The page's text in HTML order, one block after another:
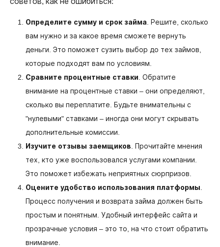
Определите сумму и срок займа . Решите, сколько
вам нужно и за какое время сможете вернуть
деньги. Это поможет сузить выбор до тех займов,
которые подходят вам по условиям.
Сравните процентные ставки . Обратите
внимание на процентные ставки – они определяют,
сколько вы переплатите. Будьте внимательны с
"нулевыми" ставками – иногда они могут скрывать
дополнительные комиссии.
Изучите отзывы заемщиков . Прочитайте мнения
тех, кто уже воспользовался услугами компании.
Это поможет избежать неприятных сюрпризов.
Оцените удобство использования платформы
Процесс получения и возврата займа должен быть
простым и понятным. Удобный интерфейс сайта и
прозрачные условия – это то, на что стоит обратить
внимание.